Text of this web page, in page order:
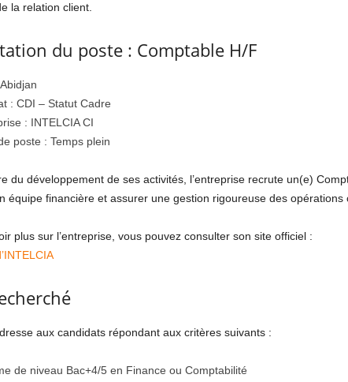
la relation client.
du poste : Comptable H/F
: CDI – Statut Cadre
: INTELCIA CI
poste : Temps plein
du développement de ses activités, l’entreprise recrute un(e)
équipe financière et assurer une gestion rigoureuse des opérations
plus sur l’entreprise, vous pouvez consulter son site officiel :
aux candidats répondant aux critères suivants :
de niveau Bac+4/5 en Finance ou Comptabilité